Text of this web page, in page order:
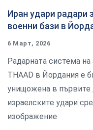
Иран удари радари
военни бази в
6 Март, 2026
Радарната система
THAAD в Йордания е
унищожена в първите
израелските удари
изображение